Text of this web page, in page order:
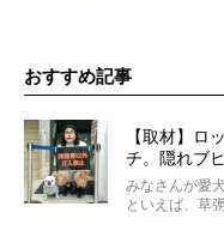
おすすめ記事
【取材】ロ
チ。隠れブ
【前編】
みなさんが愛
といえば、草
ルを飼ってい